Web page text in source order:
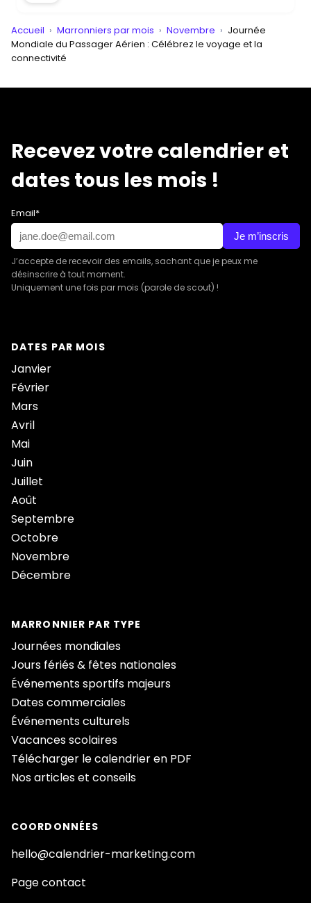
Accueil › Marronniers par mois › Novembre › Journée
Mondiale du Passager Aérien : Célébrez le voyage et la
connectivité
Recevez votre calendrier et
dates tous les mois !
Email*
Je m’inscris
J’accepte de recevoir des emails, sachant que je peux me
désinscrire à tout moment.
Uniquement une fois par mois (parole de scout) !
DATES PAR MOIS
Janvier
Février
Mars
Avril
Mai
Juin
Juillet
Août
Septembre
Octobre
Novembre
Décembre
MARRONNIER PAR TYPE
Journées mondiales
Jours fériés & fêtes nationales
Événements sportifs majeurs
Dates commerciales
Événements culturels
Vacances scolaires
Télécharger le calendrier en PDF
Nos articles et conseils
COORDONNÉES
hello@calendrier-marketing.com
Page contact